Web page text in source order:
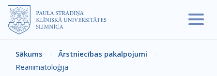
Pārlekt uz galveno saturu
Atpakaļceļš
Sākums - Ārstniecības pakalpojumi
-
Reanimatoloģija